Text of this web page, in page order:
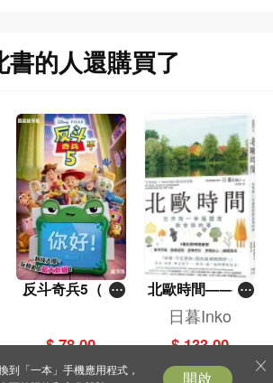
書的人還購買了
反斗奇兵5（圖
$ 78.00
北歐時間——世
界第一幸福國度
教會我的事
日暮Inko
$ 133.00
到「一本」手機應用程式，
開啟